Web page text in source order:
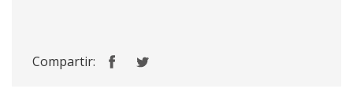
Compartir: